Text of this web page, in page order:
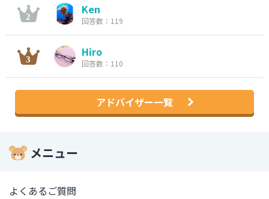
Ken
回答数：119
Hiro
回答数：110
アドバイザー一覧
メニュー
よくあるご質問